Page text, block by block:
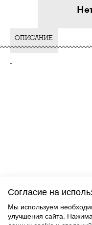
ОПИСАНИЕ
-
ВАМ ТАКЖЕ
Согласие на
Мы используем
улучшения сайта.